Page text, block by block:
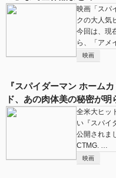
映画「スパ
クの大人気
今回は、現
ら、「アメ
映画
『スパイダーマン ホーム
ド、あの肉体美の秘密が明
全米大ヒッ
い『スパイ
公開されま
CTMG. …
映画